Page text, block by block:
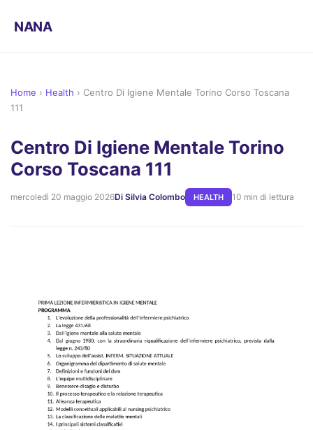
NANA
Home › Health › Centro Di Igiene Mentale Torino Corso Toscana
111
Centro Di Igiene Mentale Torino
Corso Toscana 111
mercoledì 20 maggio 2026Di Silvia Colombo HEALTH 10 min di lettura